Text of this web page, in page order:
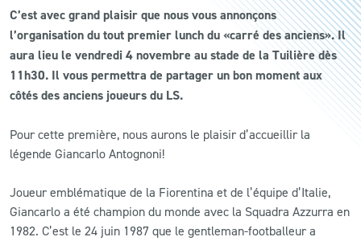
FANS
KIDS
BUSINESS
CLUB
C’est avec grand plaisir que nous vous annonçons
l’organisation du tout premier lunch du «carré des anciens». Il
aura lieu le vendredi 4 novembre au stade de la Tuilière dès
11h30. Il vous permettra de partager un bon moment aux
côtés des anciens joueurs du LS.
Pour cette première, nous aurons le plaisir d’accueillir la
légende Giancarlo Antognoni!
Joueur emblématique de la Fiorentina et de l’équipe d’Italie,
Giancarlo a été champion du monde avec la Squadra Azzurra en
1982. C’est le 24 juin 1987 que le gentleman-footballeur a